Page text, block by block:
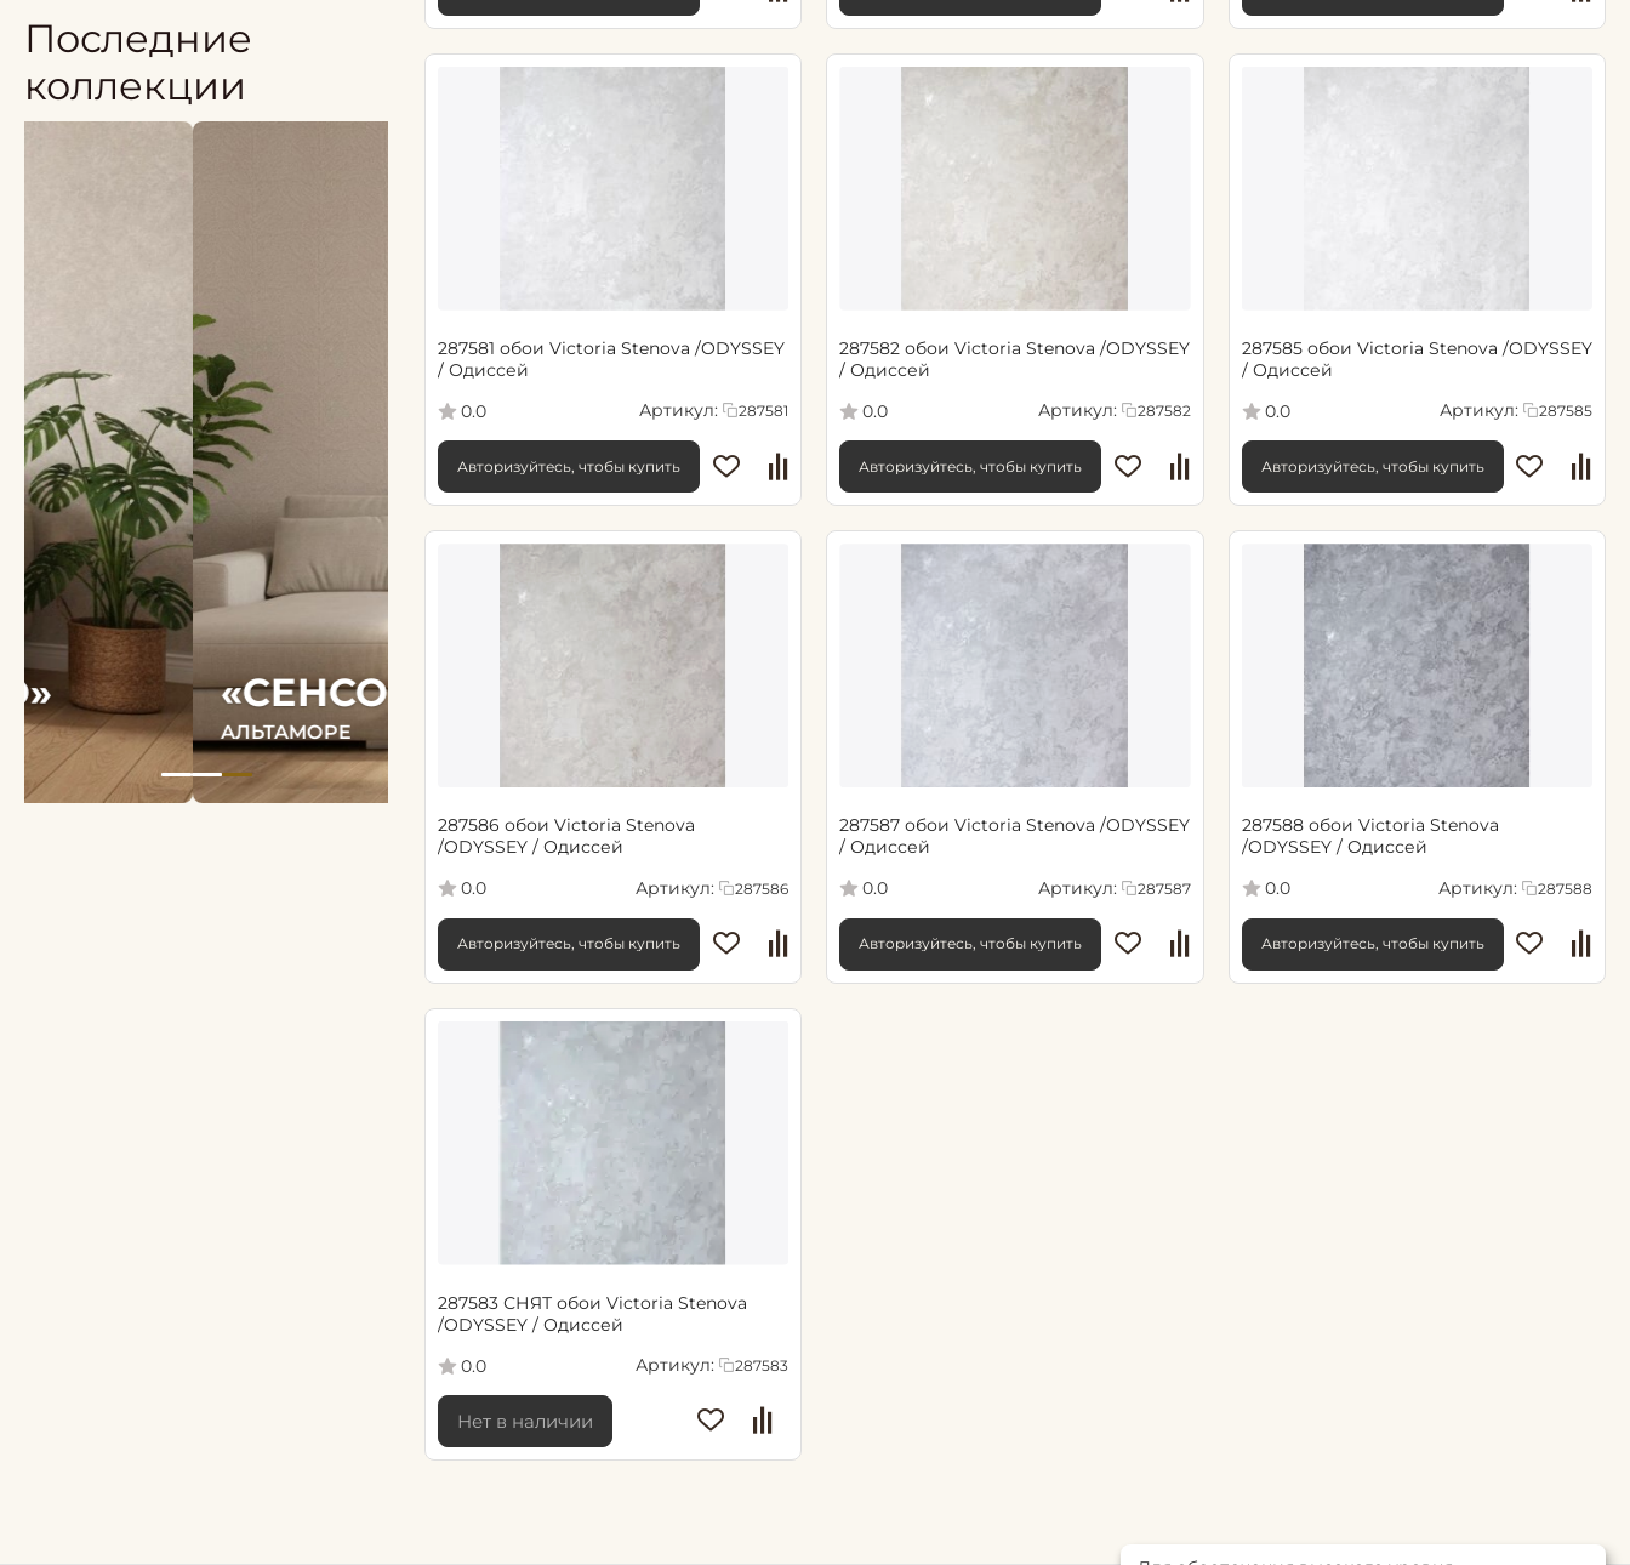
287581 обои Victoria Stenova /ODYSSEY
/ Одиссей
0.0
Артикул: 287581
Авторизуйтесь, чтобы купить
287582 обои Victoria Stenova /ODYSSEY
/ Одиссей
0.0
Артикул: 287582
Авторизуйтесь, чтобы купить
287585 обои Victoria Stenova /ODYSSEY
/ Одиссей
0.0
Артикул: 287585
Авторизуйтесь, чтобы купить
287586 обои Victoria Stenova
/ODYSSEY / Одиссей
0.0
Артикул: 287586
Авторизуйтесь, чтобы купить
287587 обои Victoria Stenova /ODYSSEY
/ Одиссей
0.0
Артикул: 287587
Авторизуйтесь, чтобы купить
287588 обои Victoria Stenova
/ODYSSEY / Одиссей
0.0
Артикул: 287588
Авторизуйтесь, чтобы купить
287583 СНЯТ обои Victoria Stenova
/ODYSSEY / Одиссей
0.0
Артикул: 287583
Нет в наличии
Последние
коллекции
«СЕНСОРИ»
АЛЬТАМОРЕ